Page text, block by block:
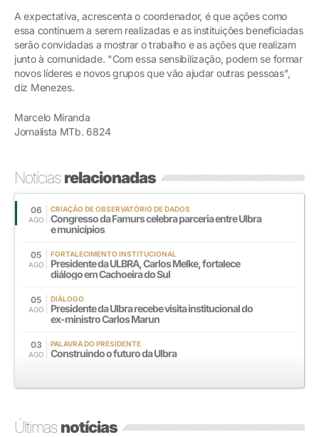
A expectativa, acrescenta o coordenador, é que ações como
essa continuem a serem realizadas e as instituições beneficiadas
serão convidadas a mostrar o trabalho e as ações que realizam
junto à comunidade. "Com essa sensibilização, podem se formar
novos líderes e novos grupos que vão ajudar outras pessoas",
diz Menezes.
Marcelo Miranda
Jornalista MTb. 6824
Notíciasrelacionadas
06
AGO
CRIAÇÃO DE OBSERVATÓRIO DE DADOS
Congresso da Famurs celebra parceria entre Ulbra
e municípios
05
AGO
FORTALECIMENTO INSTITUCIONAL
Presidente da ULBRA, Carlos Melke, fortalece
diálogo em Cachoeira do Sul
05
AGO
DIÁLOGO
Presidente da Ulbra recebe visita institucional do
ex-ministro Carlos Marun
03
AGO
PALAVRA DO PRESIDENTE
Construindo o futuro da Ulbra
Últimasnotícias